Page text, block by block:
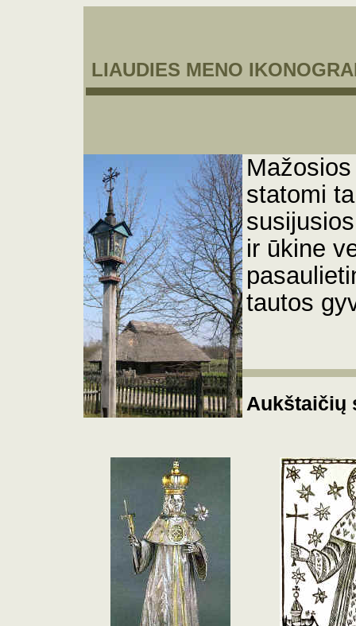
LIAUDIES MENO
statomi
ir ūkine
tautos
Aukštaičių